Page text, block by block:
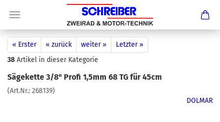
« Erster « zurück weiter »
Letzter »
38 Artikel in dieser Kategorie
Sägekette 3/8" Profi 1,5mm 68 TG für 45cm
(Art.Nr.: 268139)
DOLMAR